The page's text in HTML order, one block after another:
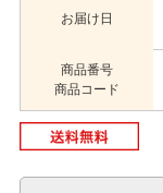
お届け日
商品番号
商品コード